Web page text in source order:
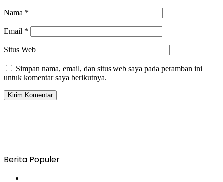
Nama *
Email *
Situs Web
Simpan nama, email, dan situs web saya pada peramban ini
untuk komentar saya berikutnya.
Berita Populer